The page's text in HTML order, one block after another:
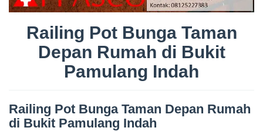
Railing Pot Bunga Taman
Depan Rumah di Bukit
Pamulang Indah
Railing Pot Bunga Taman Depan Rumah
di Bukit Pamulang Indah